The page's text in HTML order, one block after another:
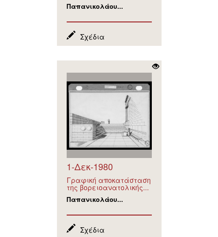
Παπανικολάου...
Σχέδια
1-Δεκ-1980
Γραφική αποκατάσταση
της βορειοανατολικής...
Παπανικολάου...
Σχέδια